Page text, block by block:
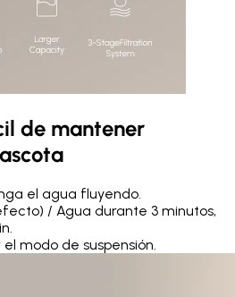
de mantener
el agua fluyendo.
/ Agua durante 3 minutos,
modo de suspensión.